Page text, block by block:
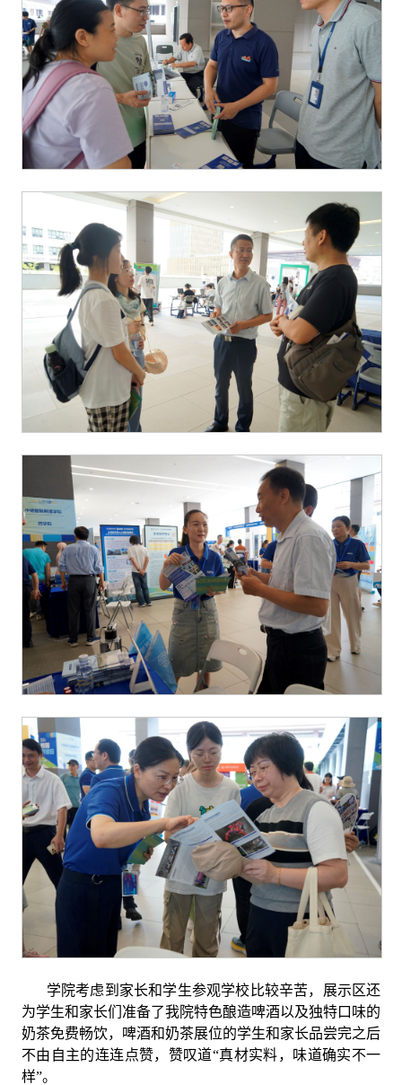
学院考虑到家长和学生参观学校比较辛苦，展示区还
为学生和家长们准备了我院特色酿造啤酒以及独特口味的
奶茶免费畅饮，啤酒和奶茶展位的学生和家长品尝完之后
不由自主的连连点赞，赞叹道“真材实料，味道确实不一
样”。